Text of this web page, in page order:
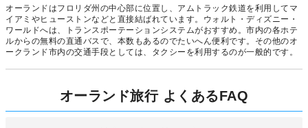
オーランドはフロリダ州の中心部に位置し、アムトラック鉄道を利用してマ
イアミやヒューストンなどと直接結ばれています。ウォルト・ディズニー・
ワールドへは、トランスポーテーションシステムがおすすめ。市内の各ホテ
ルからの無料の直通バスで、本数もあるのでたいへん便利です。その他のオ
ークランド市内の交通手段としては、タクシーを利用するのが一般的です。
オーランド旅行 よくあるFAQ